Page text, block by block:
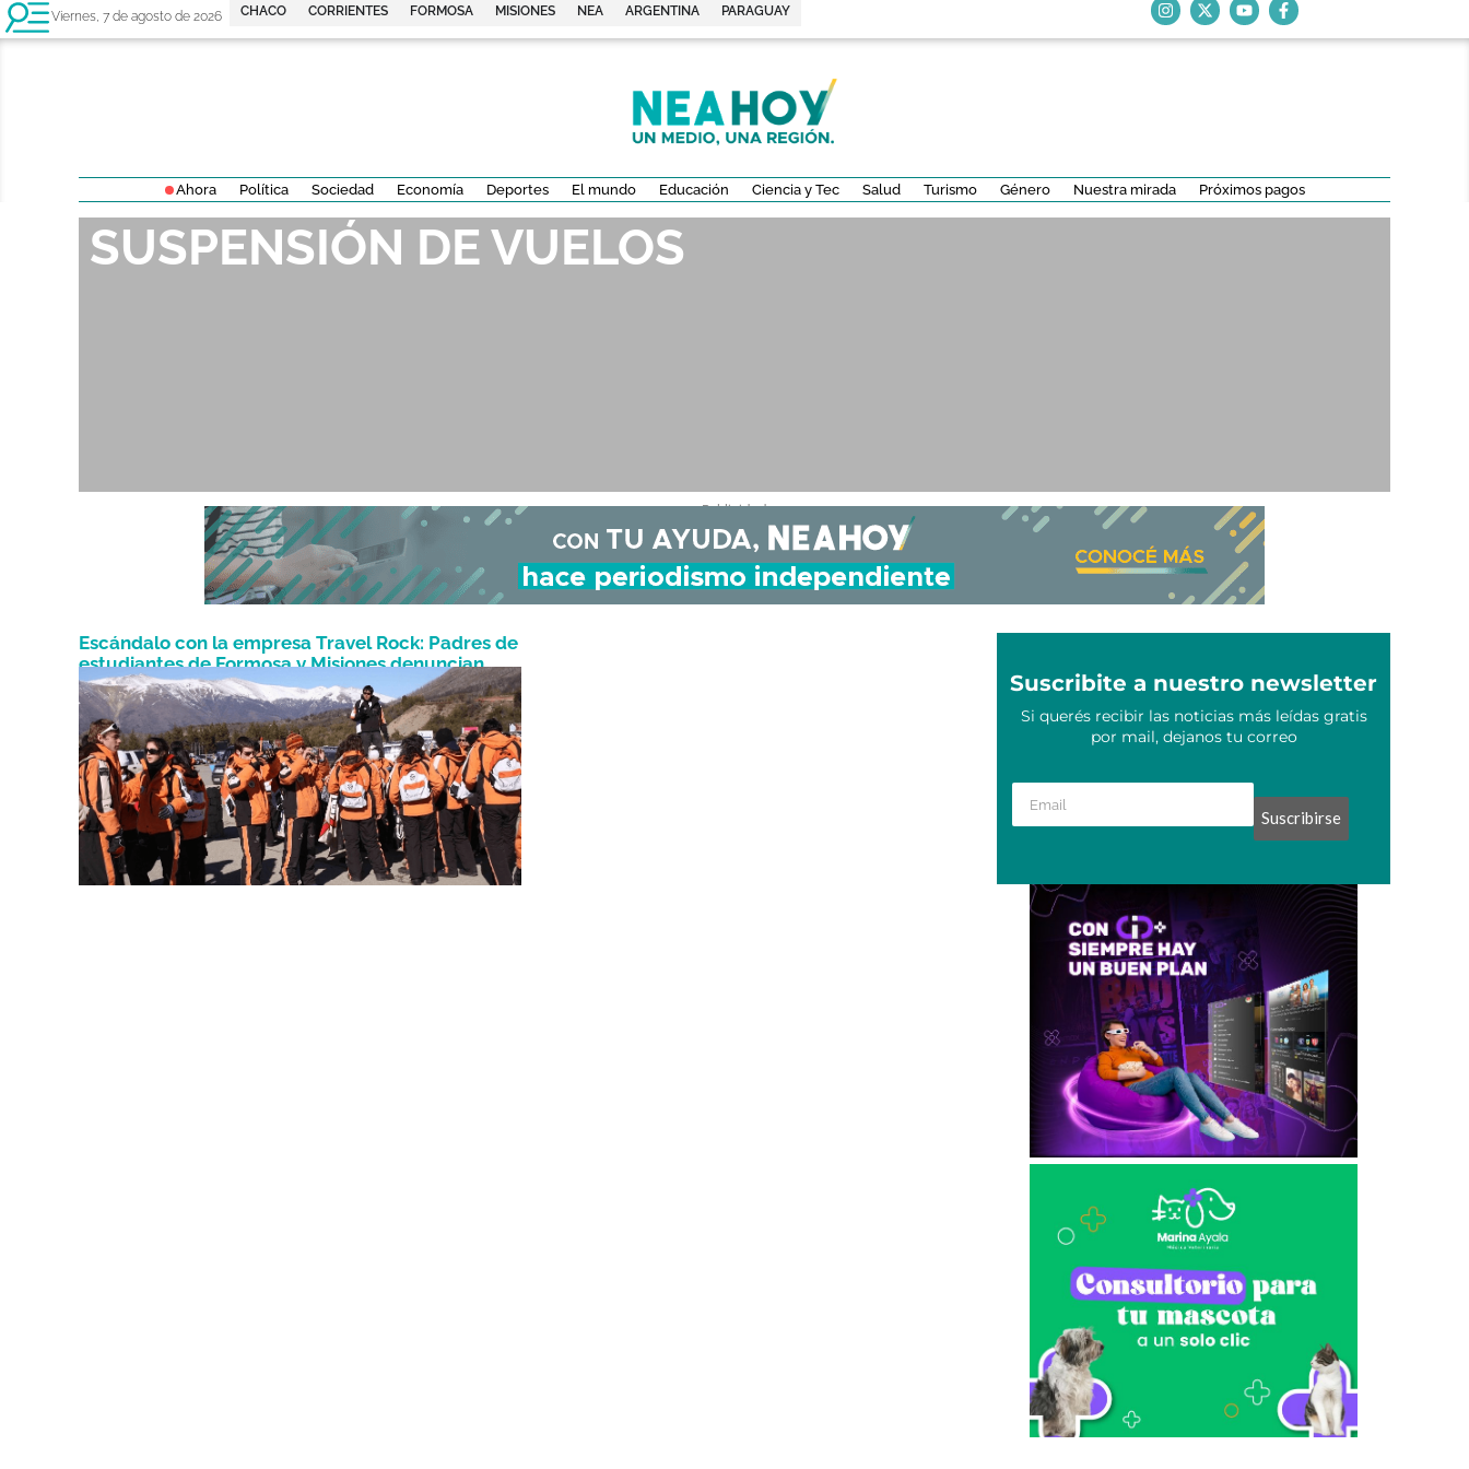
Viernes, 7 de agosto de 2026 CHACO CORRIENTES FORMOSA MISIONES NEA ARGENTINA PARAGUAY
Ahora Política Sociedad Economía Deportes El mundo Educación Ciencia y Tec Salud Turismo Género Nuestra mirada Próximos pagos
SUSPENSIÓN DE VUELOS
- Publicidad -
Escándalo con la empresa Travel Rock: Padres de
estudiantes de Formosa y Misiones denuncian
estafas y negligencia
Julio 5, 2023 Suscribite a nuestro newsletter
Si querés recibir las noticias más leídas gratis
por mail, dejanos tu correo
Suscribirse